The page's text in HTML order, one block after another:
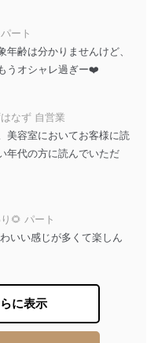
を設置し、個人情報保
を取得・アクセス・利
ープディレクター 前
の利用目的は次のとお
ート
年齢は分かりませんけど、
うオシャレ過ぎー❤️
なず 自営業
美容室においてお客様に読
年代の方に読んでいただ
🌻 パート
いい感じが多くて楽しん
に表示